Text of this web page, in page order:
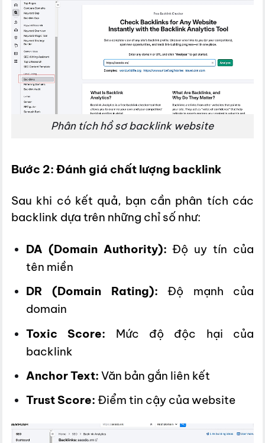
Phân tích hồ sơ backlink website
Bước 2: Đánh giá chất lượng backlink
Sau khi có kết quả, bạn cần phân tích các
backlink dựa trên những chỉ số như:
DA (Domain Authority): Độ uy tín của
tên miền
DR (Domain Rating): Độ mạnh của
domain
Toxic Score: Mức độ độc hại của
backlink
Anchor Text: Văn bản gắn liên kết
Trust Score: Điểm tin cậy của website